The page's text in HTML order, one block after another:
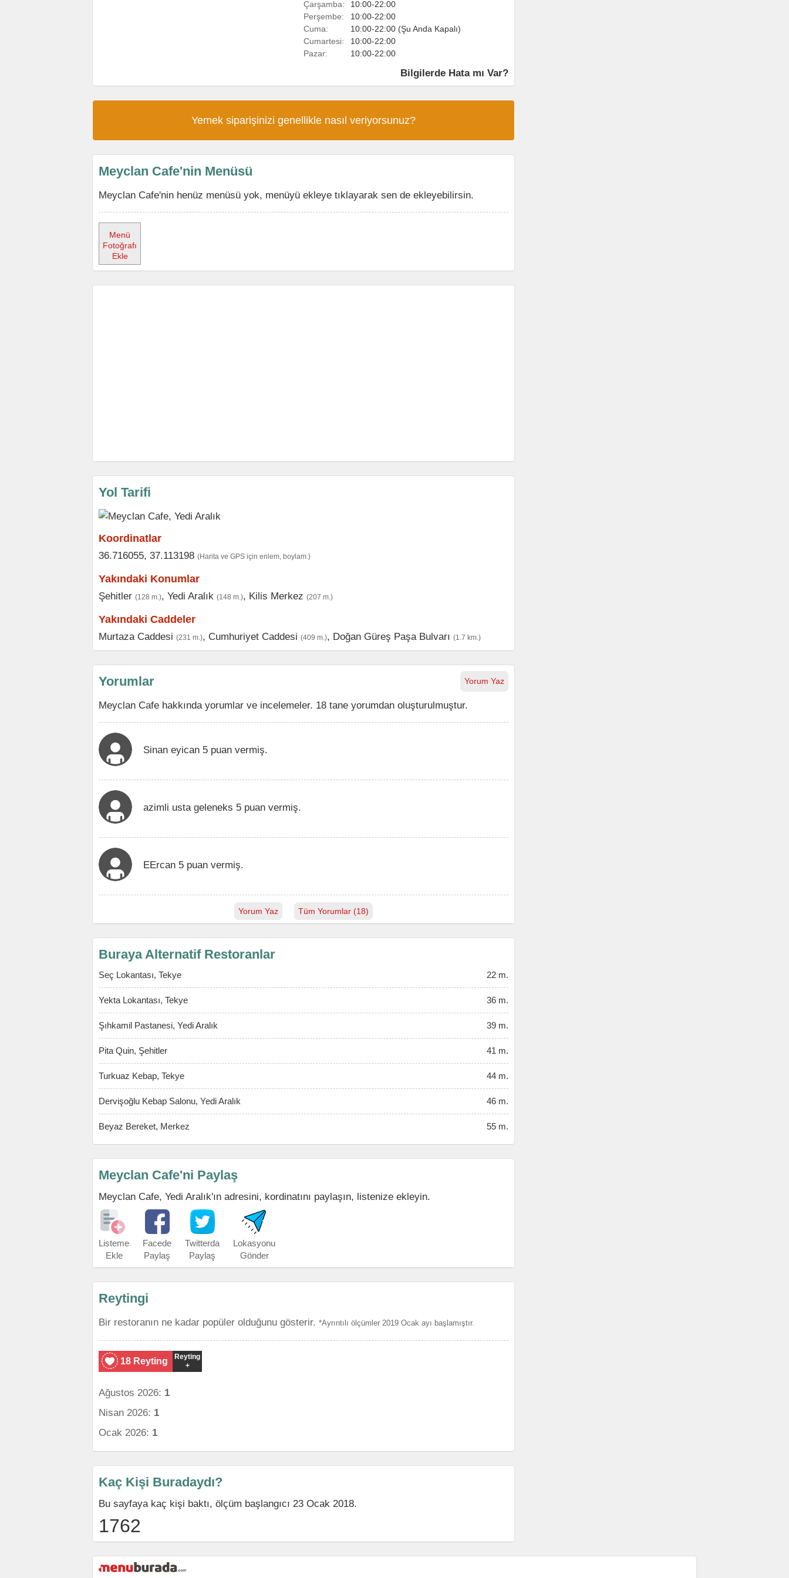
Çarşamba:
10:00-22:00
Perşembe:
10:00-22:00
Cuma:
10:00-22:00 (Şu Anda Kapalı)
Cumartesi:
10:00-22:00
Pazar:
10:00-22:00
Bilgilerde Hata mı Var?
Yemek siparişinizi genellikle nasıl veriyorsunuz?
Meyclan Cafe'nin Menüsü
Meyclan Cafe'nin henüz menüsü yok, menüyü ekleye tıklayarak sen de ekleyebilirsin.
Menü
Fotoğrafı
Ekle
Yol Tarifi
Koordinatlar
36.716055, 37.113198 (Harita ve GPS için enlem, boylam.)
Yakındaki Konumlar
Şehitler (128 m.), Yedi Aralık (148 m.), Kilis Merkez (207 m.)
Yakındaki Caddeler
Murtaza Caddesi (231 m.), Cumhuriyet Caddesi (409 m.), Doğan Güreş Paşa Bulvarı (1.7 km.)
Yorum Yaz
Yorumlar
Meyclan Cafe hakkında yorumlar ve incelemeler. 18 tane yorumdan oluşturulmuştur.
Sinan eyican 5 puan vermiş.
azimli usta geleneks 5 puan vermiş.
EErcan 5 puan vermiş.
Yorum Yaz Tüm Yorumlar (18)
Buraya Alternatif Restoranlar
Seç Lokantası, Tekye 22 m.
Yekta Lokantası, Tekye 36 m.
Şıhkamil Pastanesi, Yedi Aralık 39 m.
Pita Quin, Şehitler 41 m.
Turkuaz Kebap, Tekye 44 m.
Dervişoğlu Kebap Salonu, Yedi Aralık 46 m.
Beyaz Bereket, Merkez 55 m.
Meyclan Cafe'ni Paylaş
Meyclan Cafe, Yedi Aralık'ın adresini, kordinatını paylaşın, listenize ekleyin.
Listeme
Ekle
Facede
Paylaş
Twitterda
Paylaş
Lokasyonu
Gönder
Reytingi
Bir restoranın ne kadar popüler olduğunu gösterir. *Ayrıntılı ölçümler 2019 Ocak ayı başlamıştır.
18 Reyting
Reyting
+
Ağustos 2026: 1
Nisan 2026: 1
Ocak 2026: 1
Kaç Kişi Buradaydı?
Bu sayfaya kaç kişi baktı, ölçüm başlangıcı 23 Ocak 2018.
1762